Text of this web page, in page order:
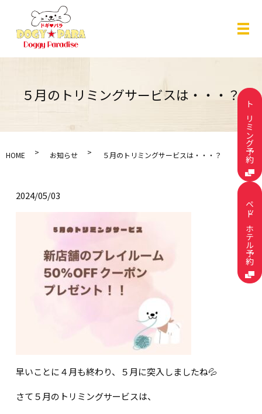
メ
トリミング予約
ペットホテル予約
５月のトリミングサービスは・・・？
HOME お知らせ ５月のトリミングサービスは・・・？
2024/05/03
早いことに４月も終わり、５月に突入しましたね💦
さて５月のトリミングサービスは、